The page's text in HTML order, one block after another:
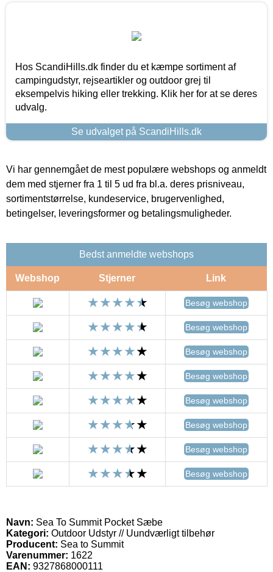
Hos ScandiHills.dk finder du et kæmpe sortiment af
campingudstyr, rejseartikler og outdoor grej til
eksempelvis hiking eller trekking. Klik her for at se deres
udvalg.
Se udvalget på ScandiHills.dk
Vi har gennemgået de mest populære webshops og anmeldt
dem med stjerner fra 1 til 5 ud fra bl.a. deres prisniveau,
sortimentstørrelse, kundeservice, brugervenlighed,
betingelser, leveringsformer og betalingsmuligheder.
Bedst anmeldte webshops
Webshop Stjerner Link
Besøg webshop
Besøg webshop
Besøg webshop
Besøg webshop
Besøg webshop
Besøg webshop
Besøg webshop
Besøg webshop
Navn: Sea To Summit Pocket Sæbe
Kategori: Outdoor Udstyr // Uundværligt tilbehør
Producent: Sea to Summit
Varenummer: 1622
EAN: 9327868000111